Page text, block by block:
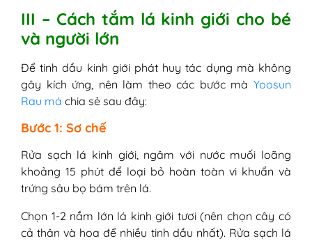
III – Cách tắm lá kinh giới cho bé
và người lớn
Để tinh dầu kinh giới phát huy tác dụng mà không
gây kích ứng, nên làm theo các bước mà Yoosun
Rau má chia sẻ sau đây:
Bước 1: Sơ chế
Rửa sạch lá kinh giới, ngâm với nước muối loãng
khoảng 15 phút để loại bỏ hoàn toàn vi khuẩn và
trứng sâu bọ bám trên lá.
Chọn 1-2 nắm lớn lá kinh giới tươi (nên chọn cây có
cả thân và hoa để nhiều tinh dầu nhất). Rửa sạch lá